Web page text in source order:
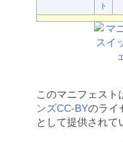
ト
このマニフェスト
ンズCC-BYのライ
として提供されて